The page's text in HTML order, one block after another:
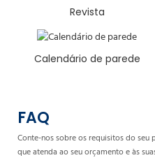
Revista
Calendário de parede
FAQ
Conte-nos sobre os requisitos do
que atenda ao seu orçamento e às